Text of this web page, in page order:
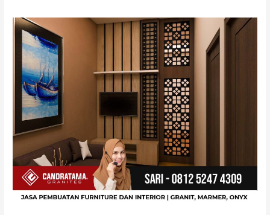
Pastikan
Proporsi
Warna
Interior
Anda
Sesuai
Jasa
Interior
Lamongan
Jawa
Timur